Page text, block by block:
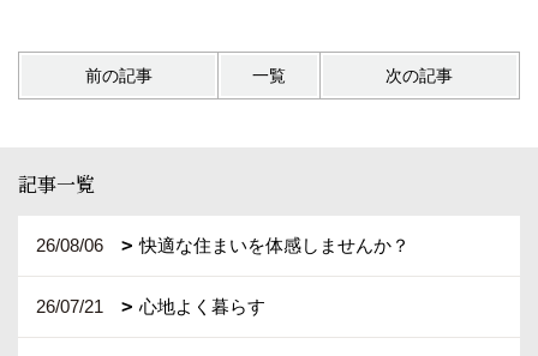
前の記事 一覧 次の記事
記事一覧
26/08/06 快適な住まいを体感しませんか？
26/07/21 心地よく暮らす